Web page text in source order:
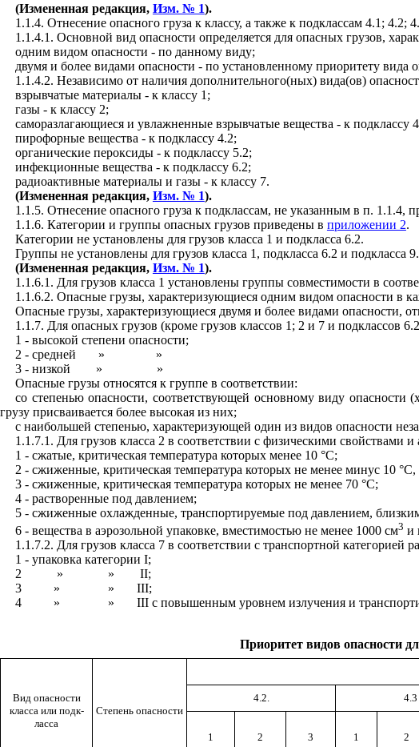
(Измененная редакция, Изм. № 1).
1.1.4. Отнесение опасного груза к классу, а также к подклассам 4.1;
1.1.4.1. Основной вид опасности определяется для опасных грузов,
одним видом опасности - по данному виду;
двумя и более видами опасности - по установленному приоритету вида
1.1.4.2. Независимо от наличия дополнительного(ных) вида(ов)
взрывчатые материалы - к классу 1;
газы - к классу 2;
саморазлагающиеся и увлажненные взрывчатые вещества - к подклассу
пирофорные вещества - к подклассу 4.2;
органические пероксиды - к подклассу 5.2;
инфекционные вещества - к подклассу 6.2;
радиоактивные материалы и газы - к классу 7.
(Измененная редакция, Изм. № 1).
1.1.5. Отнесение опасного груза к подклассам, не указанным в п. 1.1.4,
1.1.6. Категории и группы опасных грузов приведены в приложении 2.
Категории не установлены для грузов класса 1 и подкласса 6.2.
Группы не установлены для грузов класса 1, подкласса 6.2 и подкласса
(Измененная редакция, Изм. № 1).
1.1.6.1. Для грузов класса 1 установлены группы совместимости в
1.1.6.2. Опасные грузы, характеризующиеся одним видом опасности в
Опасные грузы, характеризующиеся двумя и более видами опасности,
1.1.7. Для опасных грузов (кроме грузов классов 1; 2 и 7 и подклассов
1 - высокой степени опасности;
2 - средней
»
»
3 - низкой
»
»
Опасные грузы относятся к группе в соответствии:
со степенью опасности, соответствующей основному виду опасности
грузу присваивается более высокая из них;
с наибольшей степенью, характеризующей один из видов опасности
1.1.7.1. Для грузов класса 2 в соответствии с физическими
1 - сжатые, критическая температура которых менее 10 °С;
2 - сжиженные, критическая температура которых не менее минус 10
3 - сжиженные, критическая температура которых не менее 70 °С;
4 - растворенные под давлением;
5 - сжиженные охлажденные, транспортируемые под давлением,
6 - вещества в аэрозольной упаковке, вместимостью не менее 1000 см3 и
1.1.7.2. Для грузов класса 7 в соответствии с транспортной
1 - упаковка категории I;
2
» »
II;
3
» »
III;
4
» »
III с повышенным уровнем излучения и
Приоритет видов опасности
Вид опасно­сти
класса или подк­
ласса
Степень опасно­сти
4.2. 4.3
1 2 3 1 2